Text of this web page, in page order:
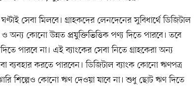
সেবা মিলবে। গ্রাহকদের লেনদেনের সুবিধার্থে ডিজিটাল
অন্য কোনো উন্নত প্রযুক্তিভিত্তিক পণ্য দিতে পারবে। তবে
পারবে না। এই ব্যাংকের সেবা নিতে গ্রাহকেরা অন্য
ব্যবহার করতে পারবেন। ডিজিটাল ব্যাংক কোনো ঋণপত্র
শিল্পেও কোনো ঋণ দেওয়া যাবে না। শুধু ছোট ঋণ দিতে